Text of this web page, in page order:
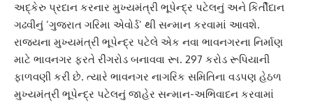
અદ્કેરુ પ્રદાન કરનાર મુખ્યમંત્રી ભૂપેન્દ્ર પટેલનું અને કિર્તીદાન
ગઢવીનું ’ગુજરાત ગરિમા એવોર્ડ’ થી સન્માન કરવામાં આવશે.
રાજ્યના મુખ્યમંત્રી ભૂપેન્દ્ર પટેલે એક નવા ભાવનગરના નિર્માણ
માટે ભાવનગર ફરતે રીંગરોડ બનાવવા રૂા. 297 કરોડ રૂપિયાની
ફાળવણી કરી છે. ત્યારે ભાવનગર નાગરિક સમિતિના વડપણ હેઠળ
મુખ્યમંત્રી ભૂપેન્દ્ર પટેલનું જાહેર સન્માન-અભિવાદન કરવામાં